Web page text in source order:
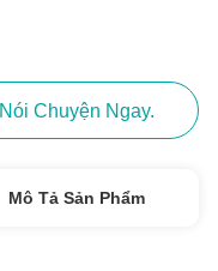
Nói Chuyện Ngay.
Mô Tả Sản Phẩm